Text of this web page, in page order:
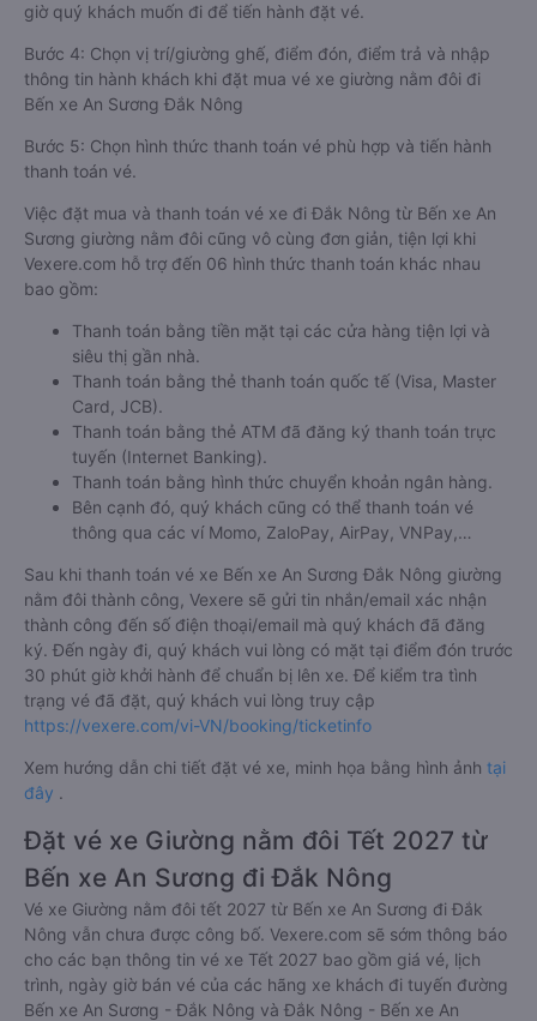
giờ quý khách muốn đi để tiến hành đặt vé.
Bước 4: Chọn vị trí/giường ghế, điểm đón, điểm trả và nhập
thông tin hành khách khi đặt mua vé xe giường nằm đôi đi
Bến xe An Sương Đắk Nông
Bước 5: Chọn hình thức thanh toán vé phù hợp và tiến hành
thanh toán vé.
Việc đặt mua và thanh toán vé xe đi Đắk Nông từ Bến xe An
Sương giường nằm đôi cũng vô cùng đơn giản, tiện lợi khi
Vexere.com hỗ trợ đến 06 hình thức thanh toán khác nhau
bao gồm:
Thanh toán bằng tiền mặt tại các cửa hàng tiện lợi và
siêu thị gần nhà.
Thanh toán bằng thẻ thanh toán quốc tế (Visa, Master
Card, JCB).
Thanh toán bằng thẻ ATM đã đăng ký thanh toán trực
tuyến (Internet Banking).
Thanh toán bằng hình thức chuyển khoản ngân hàng.
Bên cạnh đó, quý khách cũng có thể thanh toán vé
thông qua các ví Momo, ZaloPay, AirPay, VNPay,…
Sau khi thanh toán vé xe Bến xe An Sương Đắk Nông giường
nằm đôi thành công, Vexere sẽ gửi tin nhắn/email xác nhận
thành công đến số điện thoại/email mà quý khách đã đăng
ký. Đến ngày đi, quý khách vui lòng có mặt tại điểm đón trước
30 phút giờ khởi hành để chuẩn bị lên xe. Để kiểm tra tình
trạng vé đã đặt, quý khách vui lòng truy cập
https://vexere.com/vi-VN/booking/ticketinfo
Xem hướng dẫn chi tiết đặt vé xe, minh họa bằng hình ảnh tại
đây .
Đặt vé xe Giường nằm đôi Tết 2027 từ
Bến xe An Sương đi Đắk Nông
Vé xe Giường nằm đôi tết 2027 từ Bến xe An Sương đi Đắk
Nông vẫn chưa được công bố. Vexere.com sẽ sớm thông báo
cho các bạn thông tin vé xe Tết 2027 bao gồm giá vé, lịch
trình, ngày giờ bán vé của các hãng xe khách đi tuyến đường
Bến xe An Sương - Đắk Nông và Đắk Nông - Bến xe An